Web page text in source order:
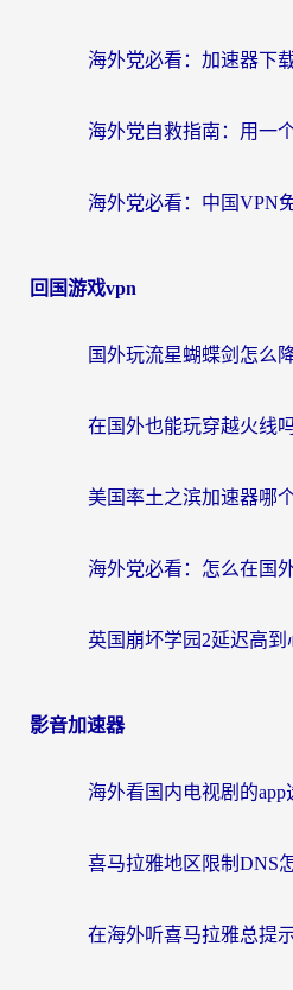
回国游戏vpn
影音加速器